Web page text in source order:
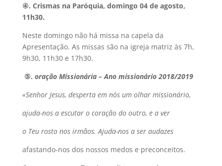
④. Crismas na Paróquia, domingo 04 de agosto,
11h30.
Neste domingo não há missa na capela da
Apresentação. As missas são na igreja matriz às 7h,
9h30, 11h30 e 17h30.
⑤. oração Missionária – Ano missionário 2018/2019
«Senhor Jesus, desperta em nós um olhar missionário,
ajuda-nos a escutar o coração do outro, e a ver
o Teu rosto nos irmãos. Ajuda-nos a ser audazes
afastando-nos dos nossos medos e preconceitos.